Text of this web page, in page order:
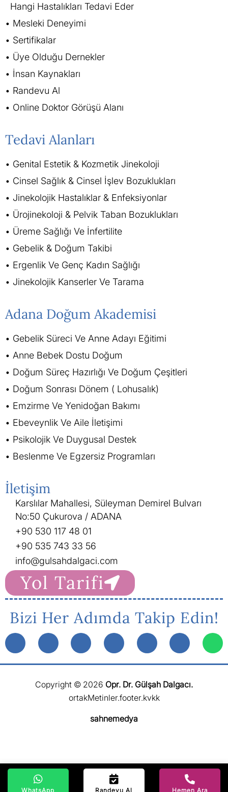
WhatsApp Randevu Al Hemen Ara
Hangi Hastalıkları Tedavi Eder
Mesleki Deneyimi
Sertifikalar
Üye Olduğu Dernekler
İnsan Kaynakları
Randevu Al
Online Doktor Görüşü Alanı
Tedavi Alanları
Genital Estetik & Kozmetik Jinekoloji
Cinsel Sağlık & Cinsel İşlev Bozuklukları
Jinekolojik Hastalıklar & Enfeksiyonlar
Ürojinekoloji & Pelvik Taban Bozuklukları
Üreme Sağlığı Ve İnfertilite
Gebelik & Doğum Takibi
Ergenlik Ve Genç Kadın Sağlığı
Jinekolojik Kanserler Ve Tarama
Adana Doğum Akademisi
Gebelik Süreci Ve Anne Adayı Eğitimi
Anne Bebek Dostu Doğum
Doğum Süreç Hazırlığı Ve Doğum Çeşitleri
Doğum Sonrası Dönem ( Lohusalık)
Emzirme Ve Yenidoğan Bakımı
Ebeveynlik Ve Aile İletişimi
Psikolojik Ve Duygusal Destek
Beslenme Ve Egzersiz Programları
İletişim
Karslılar Mahallesi, Süleyman Demirel Bulvarı
No:50 Çukurova / ADANA
+90 530 117 48 01
+90 535 743 33 56
info@gulsahdalgaci.com
Yol Tarifi
Bizi Her Adımda Takip Edin!
Copyright © 2026 Opr. Dr. Gülşah Dalgacı.
ortakMetinler.footer.kvkk
sahnemedya